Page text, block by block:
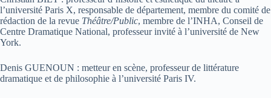
l’université Paris X, responsable de département, membre du comité de
rédaction de la revue Théâtre/Public, membre de l’INHA, Conseil de
Centre Dramatique National, professeur invité à l’université de New
York.
Denis GUENOUN : metteur en scène, professeur de littérature
dramatique et de philosophie à l’université Paris IV.